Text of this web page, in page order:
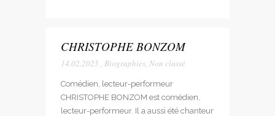
CHRISTOPHE BONZOM
14.02.2025 , Biographies, Non classé
Comédien, lecteur-performeur
CHRISTOPHE BONZOM est comédien,
lecteur-performeur. Il a aussi été chanteur